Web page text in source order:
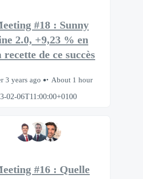
#18 : Sunny
2.0, +9,23 % en
recette de ce succès
3 years ago
About 1 hour
02-06T11:00:00+0100
#16 : Quelle